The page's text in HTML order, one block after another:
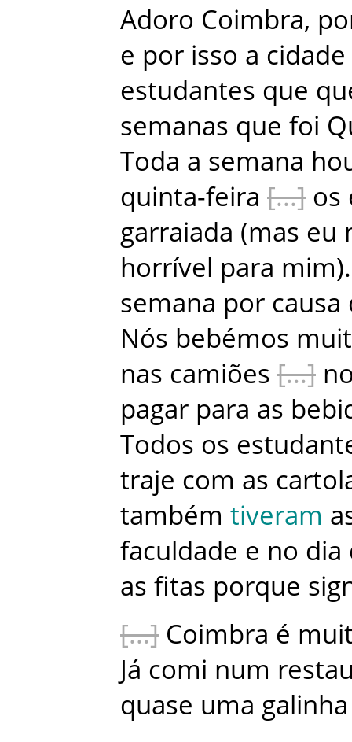
Adoro Coimbra,
e por isso a cidade
estudantes que
semanas que foi
Toda a semana
quinta-feira
os
garraiada (mas eu
horrível para mim).
semana por causa
Nós bebémos
nas camiões
pagar para as
Todos os
traje com as
também tiveram
faculdade e no dia
as fitas porque
Coimbra é
Já comi num
quase uma galinha